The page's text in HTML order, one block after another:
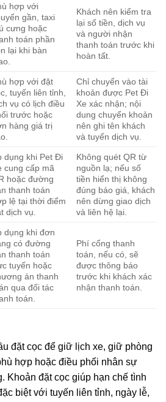
hợp với
gần, taxi
cưng hoặc
toán phần
lại khi bàn
Khách nên kiểm tra
lại số tiền, dịch vụ
và người nhận
thanh toán trước khi
hoàn tất.
hợp với đặt
tuyến liên tỉnh,
vụ có lịch điều
trước hoặc
hàng giá trị
Chỉ chuyển vào tài
khoản được Pet Đi
Xe xác nhận; nội
dung chuyển khoản
nên ghi tên khách
và tuyến dịch vụ.
dụng khi Pet Đi
cung cấp mã
hoặc đường
thanh toán
lệ tại thời điểm
dịch vụ.
Không quét QR từ
nguồn lạ; nếu số
tiền hiển thị không
đúng báo giá, khách
nên dừng giao dịch
và liên hệ lại.
dụng khi đơn
có đường
thanh toán
tuyến hoặc
án thanh
qua đối tác
toán.
Phí cổng thanh
toán, nếu có, sẽ
được thông báo
trước khi khách xác
nhận thanh toán.
đặt cọc để giữ lịch xe, giữ phòng
hợp hoặc điều phối nhân sự
Khoản đặt cọc giúp hạn chế tình
biệt với tuyến liên tỉnh, ngày lễ,